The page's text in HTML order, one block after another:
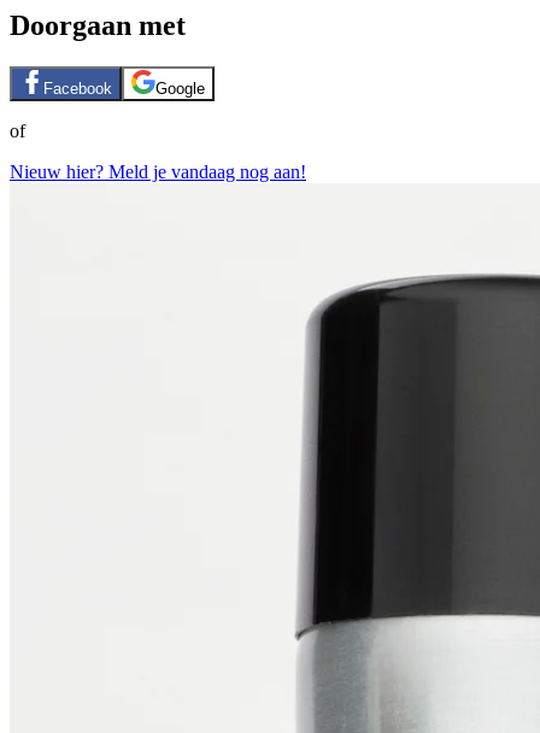
Doorgaan met
Facebook Google
of
Nieuw hier? Meld je vandaag nog aan!